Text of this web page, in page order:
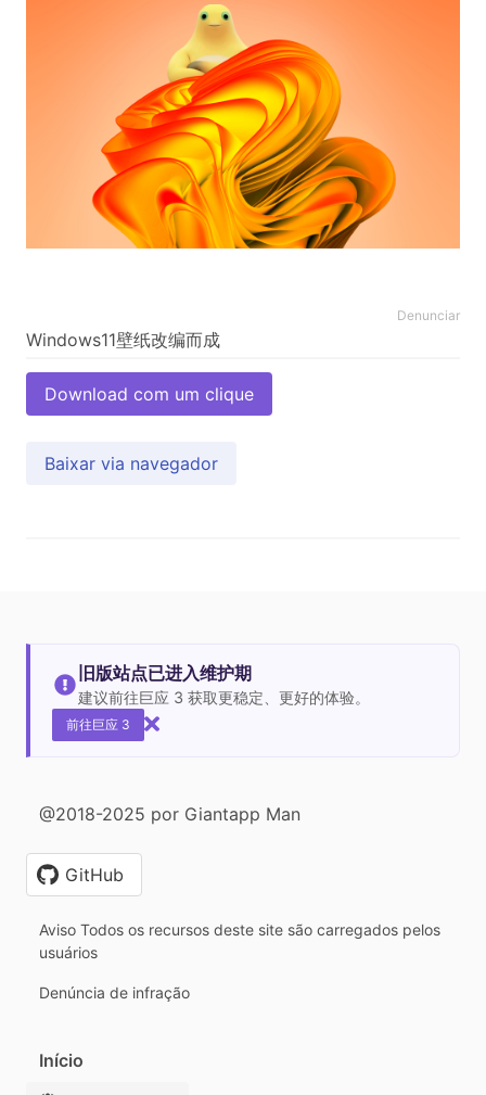
Denunciar
Download com um clique
Baixar via navegador
旧版站点已进入维护期
建议前往巨应 3 获取更稳定、更好的体验。
前往巨应 3
@2018-2025 por Giantapp Man
GitHub
Aviso Todos os recursos deste site são carregados pelos
usuários
Denúncia de infração
Início